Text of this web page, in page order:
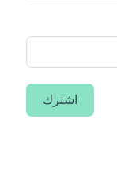
اشترك